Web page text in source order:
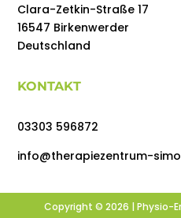
Clara-Zetkin-Straße 17
16547 Birkenwerder
Deutschland
KONTAKT
03303 596872
info@therapiezentrum-
Copyright © 2026 | Physio-